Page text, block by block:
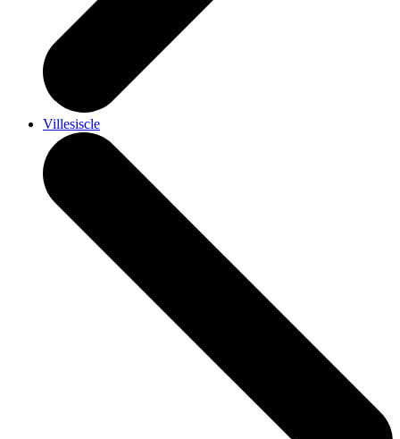
Villesiscle